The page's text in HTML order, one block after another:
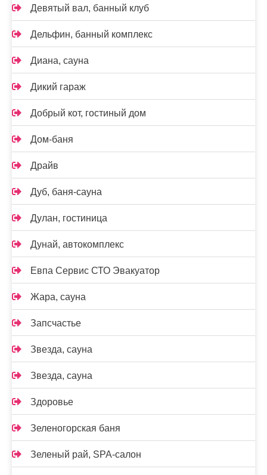
Девятый вал, банный клуб
Дельфин, банный комплекс
Диана, сауна
Дикий гараж
Добрый кот, гостиный дом
Дом-баня
Драйв
Дуб, баня-сауна
Дулан, гостиница
Дунай, автокомплекс
Евпа Сервис СТО Эвакуатор
Жара, сауна
Запсчастье
Звезда, сауна
Звезда, сауна
Здоровье
Зеленогорская баня
Зеленый рай, SPA-салон